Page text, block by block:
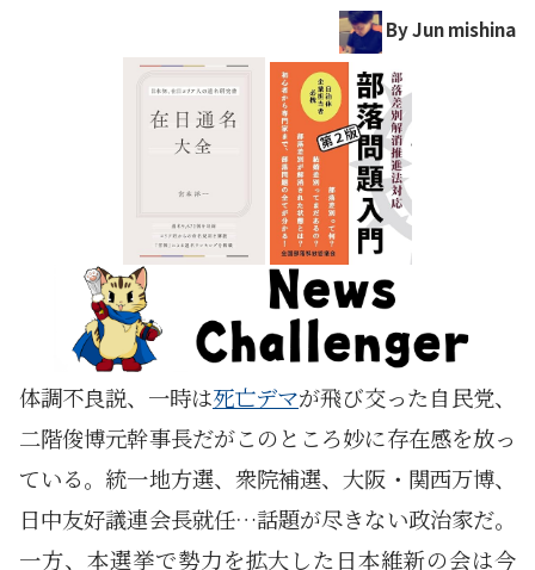
By Jun mishina
体調不良説、一時は死亡デマが飛び交った自民党、
二階俊博元幹事長だがこのところ妙に存在感を放っ
ている。統一地方選、衆院補選、大阪・関西万博、
日中友好議連会長就任…話題が尽きない政治家だ。
一方、本選挙で勢力を拡大した日本維新の会は今